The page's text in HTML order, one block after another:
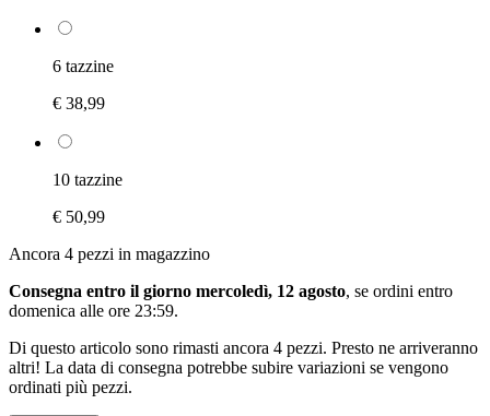
6 tazzine
€ 38,99
10 tazzine
€ 50,99
Ancora 4 pezzi in magazzino
Consegna entro il giorno mercoledì, 12 agosto, se ordini entro
domenica alle ore 23:59.
Di questo articolo sono rimasti ancora 4 pezzi. Presto ne arriveranno
altri! La data di consegna potrebbe subire variazioni se vengono
ordinati più pezzi.